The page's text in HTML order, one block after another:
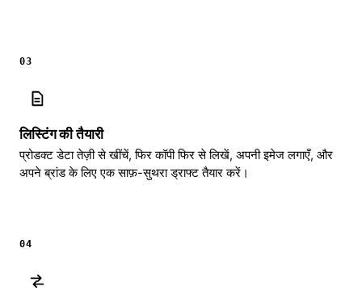
03
लिस्टिंग की तैयारी
प्रोडक्ट डेटा तेज़ी से खींचें, फिर कॉपी फिर से लिखें, अपनी इमेज लगाएँ, और
अपने ब्रांड के लिए एक साफ़-सुथरा ड्राफ्ट तैयार करें।
04